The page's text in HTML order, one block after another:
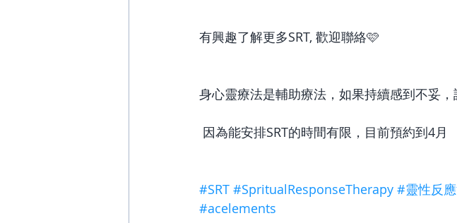
有興趣了解更多SRT, 歡迎聯絡🩷
身心靈療法是輔助療法，如果持續感到不妥，
因為能安排SRT的時間有限，目前預約到4月
#SRT #SpritualResponseTherapy #靈性反
#acelements